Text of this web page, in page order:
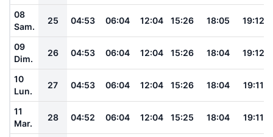
08
Sam.
25 04:53 06:04 12:04 15:26 18:05 19:12
09
Dim.
26 04:53 06:04 12:04 15:26 18:04 19:12
10
Lun.
27 04:53 06:04 12:04 15:26 18:04 19:11
11
Mar.
28 04:52 06:04 12:04 15:25 18:04 19:11